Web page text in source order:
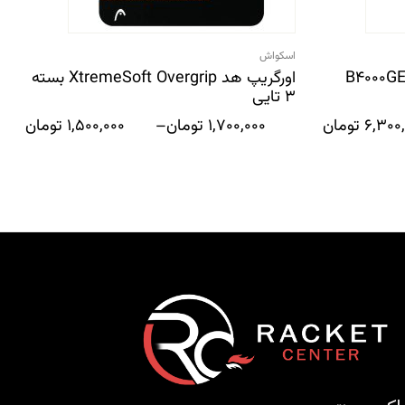
راکت بدمینتون YONEX مدل B4000GE
تومان
اسکواش
اورگریپ هد XtremeSoft Overgrip بسته
3 تایی
1,700,000 تومان–
1,500,000 تومان